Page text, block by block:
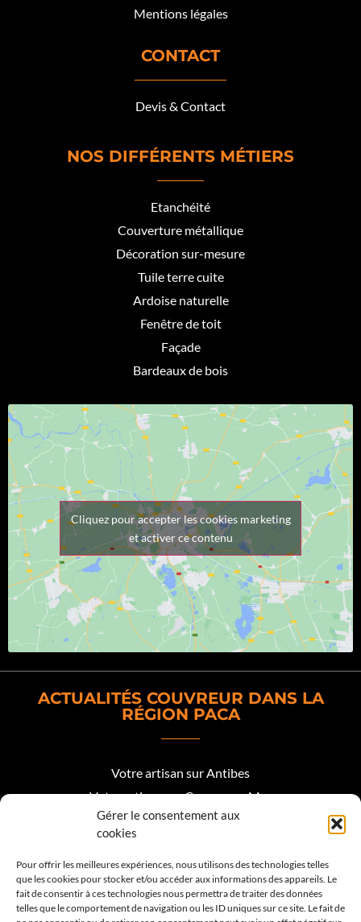
Gérer le consentement aux
cookies
Pour offrir les meilleures expériences, nous utilisons des technologies telles
que les cookies pour stocker et/ou accéder aux informations des appareils. Le
fait de consentir à ces technologies nous permettra de traiter des données
telles que le comportement de navigation ou les ID uniques sur ce site. Le fait de
Mentions légales
CONTACT
Devis & Contact
NOS DIFFÉRENTS MÉTIERS
Etanchéité
Couverture métallique
Décoration sur-mesure
Tuile terre cuite
Ardoise naturelle
Fenêtre de toit
Façade
Bardeaux de bois
Cliquez pour accepter les cookies marketing
et activer ce contenu
ACTUALITÉS COUVREUR DANS LA
RÉGION PACA
Votre artisan sur Antibes
Votre artisan sur Cagnes sur Mer
Votre artisan sur Biot
Votre artisan Roquefort les Pins
Votre artisan sur Valbonne